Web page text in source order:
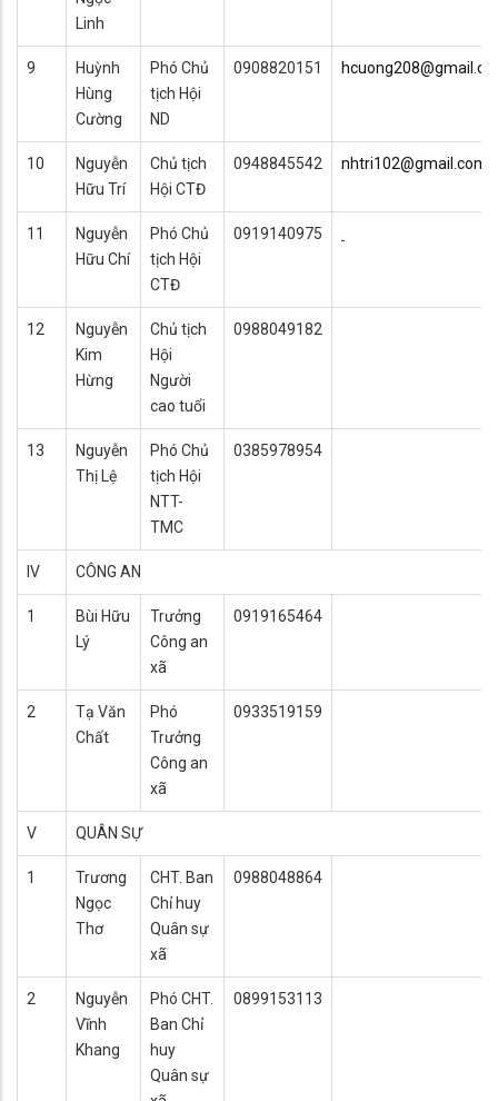
Linh
9
Huỳnh
Hùng
Cường
Phó Chủ
tịch Hội
ND
0908820151
10
Nguyễn
Hữu Trí
Chủ tịch
Hội CTĐ
0948845542 nhtri102@gmail.com
11
Nguyễn
Hữu Chí
Phó Chủ
tịch Hội
CTĐ
0919140975
12
Nguyễn
Kim
Hừng
Chủ tịch
Hội
Người
cao tuổi
0988049182
13
Nguyễn
Thị Lệ
Phó Chủ
tịch Hội
NTT-
TMC
0385978954
IV CÔNG AN
1
Bùi Hữu
Lý
Trưởng
Công an
xã
0919165464
2
Tạ Văn
Chất
Phó
Trưởng
Công an
xã
0933519159
V QUÂN SỰ
1
Trương
Ngọc
Thơ
CHT. Ban
Chỉ huy
Quân sự
xã
0988048864
2
Nguyễn
Vĩnh
Khang
Phó CHT.
Ban Chỉ
huy
Quân sự
0899153113